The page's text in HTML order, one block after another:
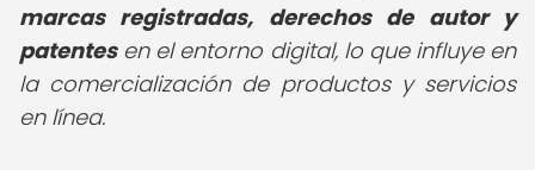
marcas registradas, derechos de autor y
patentesen el entorno digital, lo que influye en
la comercialización de productos y servicios
en línea.